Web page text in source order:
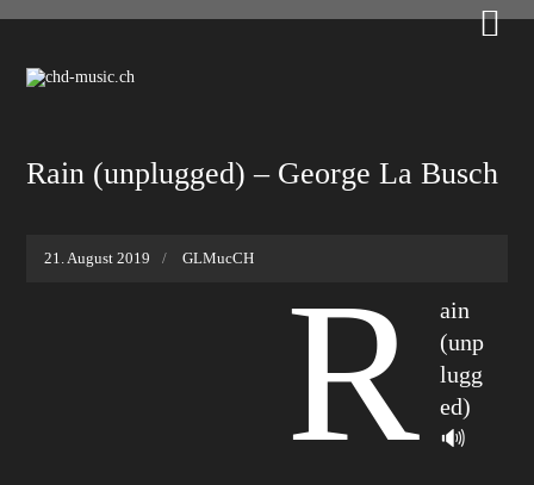

Rain (unplugged) – George La Busch
21. August 2019 GLMucCH
R
ain
(unp
lugg
ed)
🔊